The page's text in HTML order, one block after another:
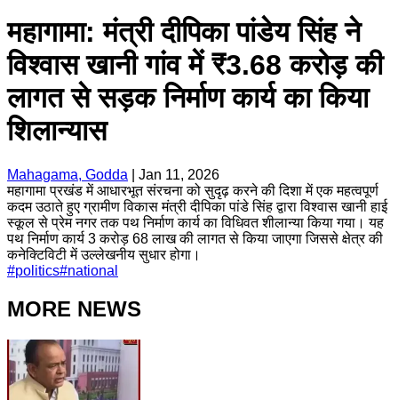
महागामा: मंत्री दीपिका पांडेय सिंह ने
विश्वास खानी गांव में ₹3.68 करोड़ की
लागत से सड़क निर्माण कार्य का किया
शिलान्यास
Mahagama, Godda
Jan 11, 2026
महागामा प्रखंड में आधारभूत संरचना को सुदृढ़ करने की दिशा में एक महत्वपूर्ण
कदम उठाते हुए ग्रामीण विकास मंत्री दीपिका पांडे सिंह द्वारा विश्वास खानी हाई
स्कूल से प्रेम नगर तक पथ निर्माण कार्य का विधिवत शीलान्या किया गया। यह
पथ निर्माण कार्य 3 करोड़ 68 लाख की लागत से किया जाएगा जिससे क्षेत्र की
कनेक्टिविटी में उल्लेखनीय सुधार होगा।
#politics#national
MORE NEWS